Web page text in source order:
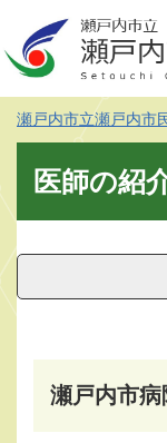
ジ
ュ
瀬戸内市立瀬戸内市
医師の紹
瀬戸内市